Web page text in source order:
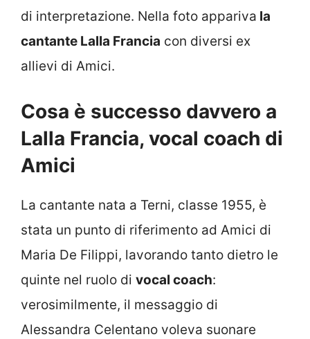
di interpretazione. Nella foto appariva la
cantante Lalla Francia con diversi ex
allievi di Amici.
Cosa è successo davvero a
Lalla Francia, vocal coach di
Amici
La cantante nata a Terni, classe 1955, è
stata un punto di riferimento ad Amici di
Maria De Filippi, lavorando tanto dietro le
quinte nel ruolo di vocal coach:
verosimilmente, il messaggio di
Alessandra Celentano voleva suonare